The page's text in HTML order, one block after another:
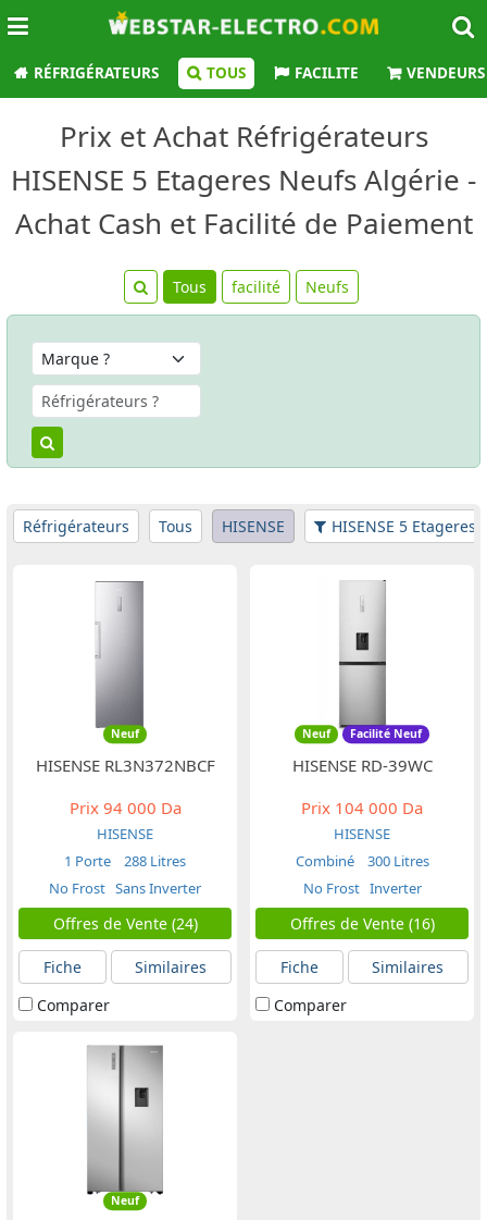
RÉFRIGÉRATEURS TOUS FACILITE VENDEURS
Prix et Achat Réfrigérateurs
HISENSE 5 Etageres Neufs Algérie -
Achat Cash et Facilité de Paiement
Tous facilité Neufs
Réfrigérateurs Tous HISENSE HISENSE 5 Etageres
Neuf
HISENSE RL3N372NBCF
Prix94 000 Da
HISENSE
1 Porte
288 Litres
No Frost Sans Inverter
Offres de Vente (24)
Fiche
Similaires
Comparer
Neuf Facilité Neuf
HISENSE RD-39WC
Prix 104 000 Da
HISENSE
Combiné
300 Litres
No Frost Inverter
Offres de Vente (16)
Fiche
Similaires
Comparer
Neuf